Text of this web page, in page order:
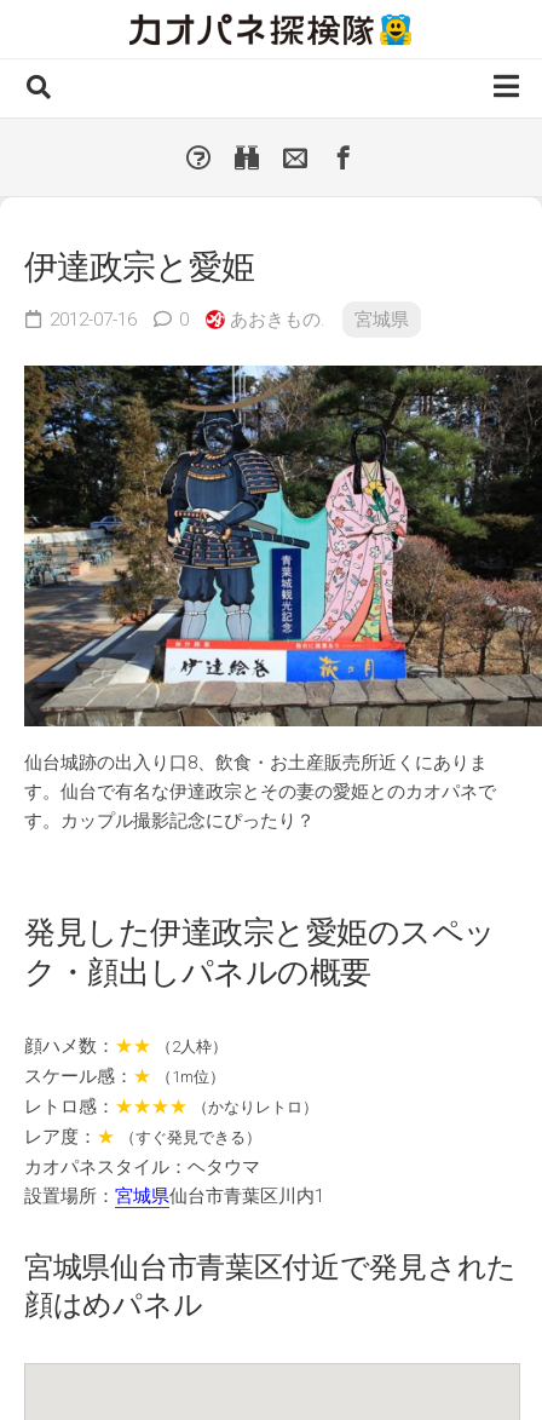
種類別
人気カオパネ
投稿する
伊達政宗と愛姫
2012-07-16 0 あおきもの. 宮城県
仙台城跡の出入り口8、飲食・お土産販売所近くにありま
す。仙台で有名な伊達政宗とその妻の愛姫とのカオパネで
す。カップル撮影記念にぴったり？
発見した伊達政宗と愛姫のスペッ
ク・顔出しパネルの概要
顔ハメ数： ★★ （2人枠）
スケール感： ★ （1m位）
レトロ感： ★★★★ （かなりレトロ）
レア度： ★ （すぐ発見できる）
カオパネスタイル：ヘタウマ
設置場所： 宮城県仙台市青葉区川内1
宮城県仙台市青葉区付近で発見された
顔はめパネル